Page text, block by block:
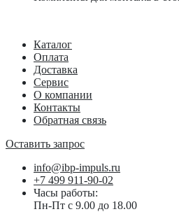
Каталог
Оплата
Доставка
Сервис
О компании
Контакты
Обратная связь
Оставить запрос
info@ibp-impuls.ru
+7 499 911-90-02
Часы работы:
Пн-Пт с 9.00 до 18.00